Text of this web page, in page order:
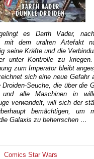
es Darth Vader,
mit dem uralten Artefakt
seine Kräfte und die
unter Kontrolle zu
zum Imperator bleibt
sich eine neue Gefahr
Droiden-Seuche, die über die
und alle Maschinen in
verwandelt, will sich der
bemächtigen, um
Galaxis zu beherrschen …
ComicsStar Wars